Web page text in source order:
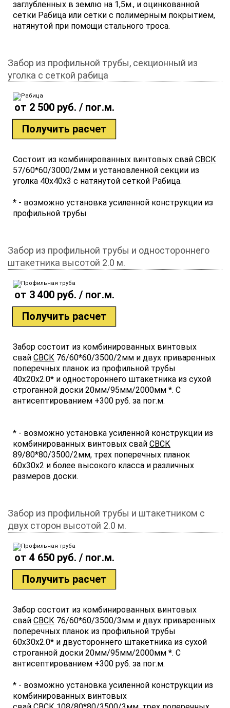
заглубленных в землю на 1,5м., и оцинкованной
сетки Рабица или сетки с полимерным покрытием,
натянутой при помощи стального троса.
Забор из профильной трубы, секционный из
уголка с сеткой рабица
от 2 500 руб. / пог.м.
Получить расчет
Состоит из комбинированных винтовых свай СВСК
57/60*60/3000/2мм и установленной секции из
уголка 40х40х3 с натянутой сеткой Рабица.
* - возможно установка усиленной конструкции из
профильной трубы
Забор из профильной трубы и одностороннего
штакетника высотой 2.0 м.
от 3 400 руб. / пог.м.
Получить расчет
Забор состоит из комбинированных винтовых
свай СВСК 76/60*60/3500/2мм и двух приваренных
поперечных планок из профильной трубы
40х20х2.0* и одностороннего штакетника из сухой
строганной доски 20мм/95мм/2000мм *. С
антисептированием +300 руб. за пог.м.
* - возможно установка усиленной конструкции из
комбинированных винтовых свай СВСК
89/80*80/3500/2мм, трех поперечных планок
60х30х2 и более высокого класса и различных
размеров доски.
Забор из профильной трубы и штакетником с
двух сторон высотой 2.0 м.
от 4 650 руб. / пог.м.
Получить расчет
Забор состоит из комбинированных винтовых
свай СВСК 76/60*60/3500/3мм и двух приваренных
поперечных планок из профильной трубы
60х30х2.0* и двустороннего штакетника из сухой
строганной доски 20мм/95мм/2000мм *. С
антисептированием +300 руб. за пог.м.
* - возможно установка усиленной конструкции из
комбинированных винтовых